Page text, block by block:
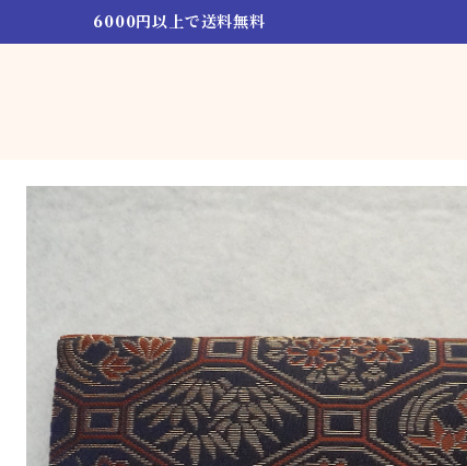
6000円以上で送料無料